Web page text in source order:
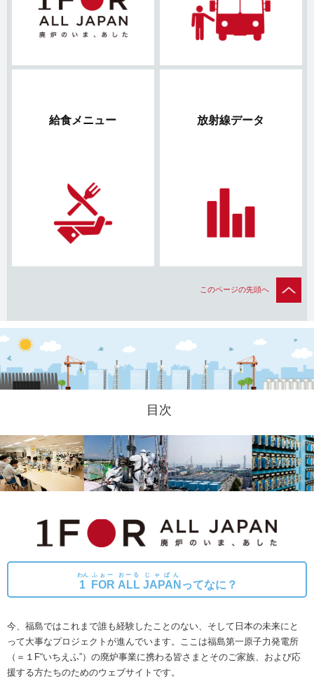
給食メニュー 放射線データ
このページの先頭へ
目次
1
わん
FOR
ふぉー
ALL
おーる
JAPAN
じゃぱん
ってなに？
今、福島ではこれまで誰も経験したことのない、そして日本の未来にと
って大事なプロジェクトが進んでいます。
ここは福島第一原子力発電所
（＝１F“いちえふ”）の廃炉事業に携わる皆さまとそのご家族、および応
援する方たちのためのウェブサイトです。